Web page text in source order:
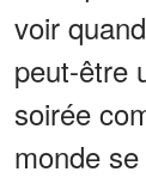
voir
peut-être
soirée
monde